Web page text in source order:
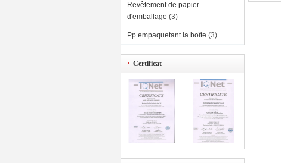
Revêtement de papier
d'emballage (3)
Pp empaquetant la boîte (3)
Certificat